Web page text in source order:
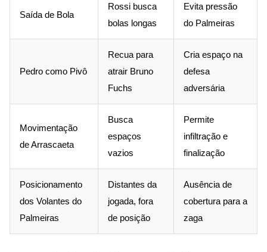
Saída de Bola
Rossi busca
bolas longas
Evita pressão
do Palmeiras
Pedro como Pivô
Recua para
atrair Bruno
Fuchs
Cria espaço na
defesa
adversária
Movimentação
de Arrascaeta
Busca
espaços
vazios
Permite
infiltração e
finalização
Posicionamento
dos Volantes do
Palmeiras
Distantes da
jogada, fora
de posição
Ausência de
cobertura para a
zaga